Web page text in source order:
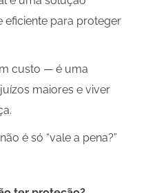
eficiente para proteger
custo — é uma
maiores e viver
é só “vale a pena?”